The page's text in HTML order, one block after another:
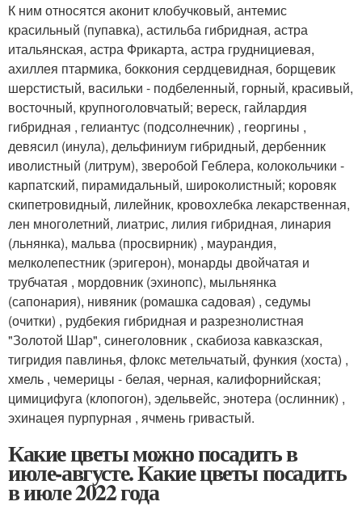
К ним относятся аконит клобучковый, антемис
красильный (пупавка), астильба гибридная, астра
итальянская, астра Фрикарта, астра груднициевая,
ахиллея птармика, боккония сердцевидная, борщевик
шерстистый, васильки - подбеленный, горный, красивый,
восточный, крупноголовчатый; вереск, гайлардия
гибридная , гелиантус (подсолнечник) , георгины ,
девясил (инула), дельфиниум гибридный, дербенник
иволистный (литрум), зверобой Геблера, колокольчики -
карпатский, пирамидальный, широколистный; коровяк
скипетровидный, лилейник, кровохлебка лекарственная,
лен многолетний, лиатрис, лилия гибридная, линария
(льнянка), мальва (просвирник) , маурандия,
мелколепестник (эригерон), монарды двойчатая и
трубчатая , мордовник (эхинопс), мыльнянка
(сапонария), нивяник (ромашка садовая) , седумы
(очитки) , рудбекия гибридная и разрезнолистная
"Золотой Шар", синеголовник , скабиоза кавказская,
тигридия павлинья, флокс метельчатый, функия (хоста) ,
хмель , чемерицы - белая, черная, калифорнийская;
цимицифуга (клопогон), эдельвейс, энотера (ослинник) ,
эхинацея пурпурная , ячмень гривастый.
Какие цветы можно посадить в
июле-августе. Какие цветы посадить
в июле 2022 года